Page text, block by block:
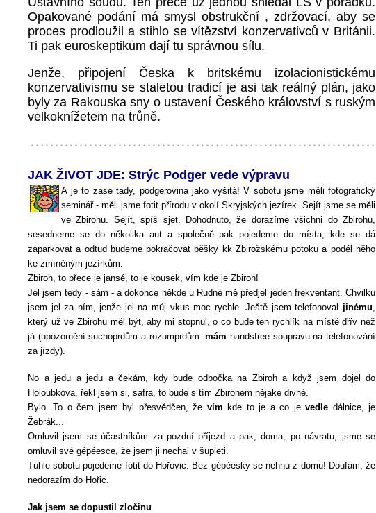
Opakované podání má smysl obstrukční , zdržovací, aby se
proces prodloužil a stihlo se vítězství konzervativců v Británii.
Ti pak euroskeptikům dají tu správnou sílu.
Jenže, připojení Česka k britskému izolacionistickému
konzervativismu se staletou tradicí je asi tak reálný plán, jako
byly za Rakouska sny o ustavení Českého království s ruským
velkoknížetem na trůně.
JAK ŽIVOT JDE: Strýc Podger vede výpravu
A je to zase tady, podgerovina jako vyšitá! V sobotu jsme měli fotografický
seminář - měli jsme fotit přírodu v okolí Skryjských jezírek. Sejít jsme se měli
ve Zbirohu. Sejít, spíš sjet. Dohodnuto, že dorazíme všichni do Zbirohu,
sesedneme se do několika aut a společně pak pojedeme do místa, kde se dá
zaparkovat a odtud budeme pokračovat pěšky kk Zbirožskému potoku a podél něho
ke zmíněným jezírkům.
Zbiroh, to přece je jansé, to je kousek, vím kde je Zbiroh!
Jel jsem tedy - sám - a dokonce někde u Rudné mě předjel jeden frekventant. Chvilku
jsem jel za ním, jenže jel na můj vkus moc rychle. Ještě jsem telefonoval jinému,
který už ve Zbirohu měl být, aby mi stopnul, o co bude ten rychlík na místě dřív než
já (upozornění suchoprdům a rozumprdům:mám handsfree soupravu na telefonování
za jízdy).
No a jedu a jedu a čekám, kdy bude odbočka na Zbiroh a když jsem dojel do
Holoubkova, řekl jsem si, safra, to bude s tím Zbirohem nějaké divné.
Bylo. To o čem jsem byl přesvědčen, že vím kde to je a co jevedle dálnice, je
Žebrák...
Omluvil jsem se účastníkům za pozdní příjezd a pak, doma, po návratu, jsme se
omluvil své gépéesce, že jsem ji nechal v šupleti.
Tuhle sobotu pojedeme fotit do Hořovic. Bez gépéesky se nehnu z domu! Doufám, že
nedorazím do Hořic.
Jak jsem se dopustil zločinu